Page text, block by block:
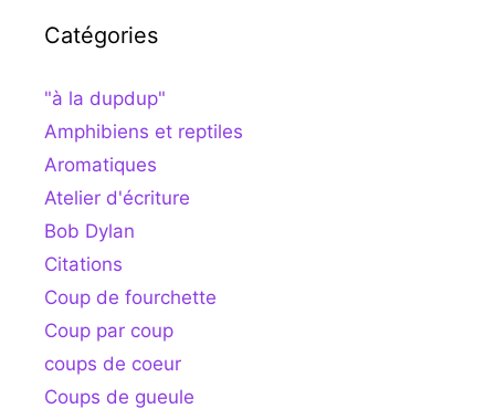
Catégories
"à la dupdup"
Amphibiens et reptiles
Aromatiques
Atelier d'écriture
Bob Dylan
Citations
Coup de fourchette
Coup par coup
coups de coeur
Coups de gueule